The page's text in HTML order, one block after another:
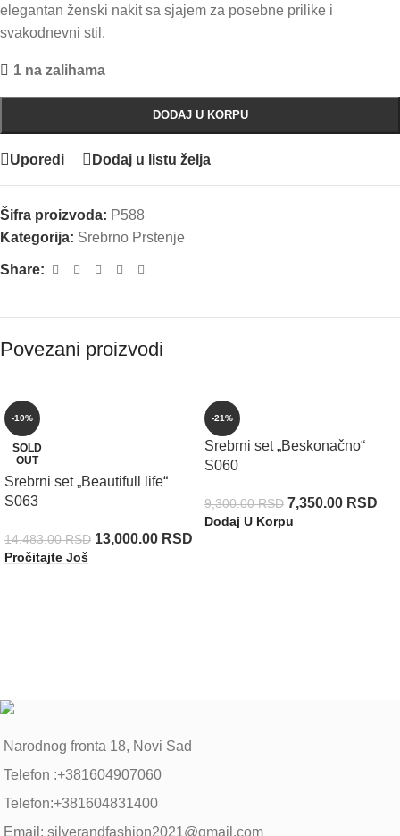
elegantan ženski nakit sa sjajem za posebne prilike i
svakodnevni stil.
1 na zalihama
DODAJ U KORPU
Uporedi Dodaj u listu želja
Šifra proizvoda: P588
Kategorija: Srebrno Prstenje
Share:
Povezani proizvodi
-10%
SOLD
OUT
Srebrni set „Beautifull life“
S063
14,483.00RSD 13,000.00 RSD
Pročitajte Još
-21%
Srebrni set „Beskonačno“
S060
9,300.00RSD 7,350.00 RSD
Dodaj U Korpu
Narodnog fronta 18, Novi Sad
Telefon :+381604907060
Telefon:+381604831400
Email: silverandfashion2021@gmail.com